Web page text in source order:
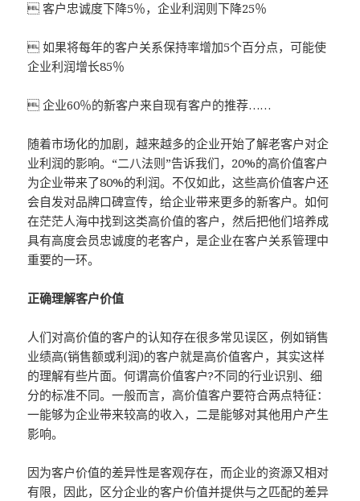
 客户忠诚度下降5％，企业利润则下降25％
 如果将每年的客户关系保持率增加5个百分点，可能使
企业利润增长85％
 企业60％的新客户来自现有客户的推荐……
随着市场化的加剧，越来越多的企业开始了解老客户对企
业利润的影响。“二八法则”告诉我们，20%的高价值客户
为企业带来了80%的利润。不仅如此，这些高价值客户还
会自发对品牌口碑宣传，给企业带来更多的新客户。如何
在茫茫人海中找到这类高价值的客户，然后把他们培养成
具有高度会员忠诚度的老客户，是企业在客户关系管理中
重要的一环。
正确理解客户价值
人们对高价值的客户的认知存在很多常见误区，例如销售
业绩高(销售额或利润)的客户就是高价值客户，其实这样
的理解有些片面。何谓高价值客户?不同的行业识别、细
分的标准不同。一般而言，高价值客户要符合两点特征：
一能够为企业带来较高的收入，二是能够对其他用户产生
影响。
因为客户价值的差异性是客观存在，而企业的资源又相对
有限，因此，区分企业的客户价值并提供与之匹配的差异